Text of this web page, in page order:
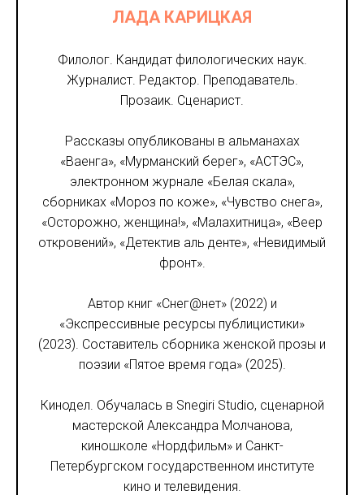
ЛАДА КАРИЦКАЯ
Филолог. Кандидат филологических наук.
Журналист. Редактор. Преподаватель.
Прозаик. Сценарист.
Рассказы опубликованы в альманахах
«Ваенга», «Мурманский берег», «АСТЭС»,
электронном журнале «Белая скала»,
сборниках «Мороз по коже», «Чувство снега»,
«Осторожно, женщина!», «Малахитница», «Веер
откровений», «Детектив аль денте», «Невидимый
фронт».
Автор книг «Снег@нет» (2022) и
«Экспрессивные ресурсы публицистики»
(2023). Составитель сборника женской прозы и
поэзии «Пятое время года» (2025).
Кинодел. Обучалась в Snegiri Studio, сценарной
мастерской Александра Молчанова,
киношколе «Нордфильм» и Санкт-
Петербургском государственном институте
кино и телевидения.